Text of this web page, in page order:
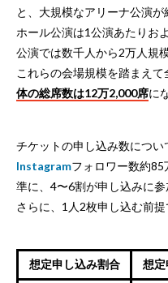
と、大規模なアリーナ公演が
ホール公演は1公演あたりお
公演では数千人から2万人規
これらの会場規模を踏まえて
体の総席数は12万2,000席に
チケットの申し込み数につい
Instagramフォロワー数約
準に、4〜6割が申し込みに参
さらに、1人2枚申し込む前
想定申し込み割合 想定